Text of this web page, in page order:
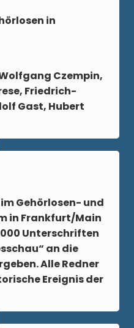
in
Czempin,
Friedrich-
Gast, Hubert
Gehörlosen- und
in Frankfurt/Main
Unterschriften
an die
Alle Redner
Ereignis der